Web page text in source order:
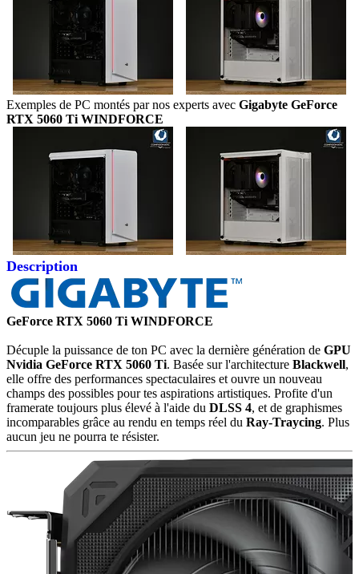
Exemples de PC montés par nos experts avec Gigabyte GeForce
RTX 5060 Ti WINDFORCE
Description
GeForce RTX 5060 Ti WINDFORCE
Décuple la puissance de ton PC avec la dernière génération de GPU
Nvidia GeForce RTX 5060 Ti. Basée sur l'architecture Blackwell,
elle offre des performances spectaculaires et ouvre un nouveau
champs des possibles pour tes aspirations artistiques. Profite d'un
framerate toujours plus élevé à l'aide du DLSS 4, et de graphismes
incomparables grâce au rendu en temps réel du Ray-Traycing. Plus
aucun jeu ne pourra te résister.